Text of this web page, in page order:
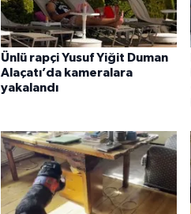
Ünlü rapçi Yusuf Yiğit Duman
Alaçatı’da kameralara
yakalandı